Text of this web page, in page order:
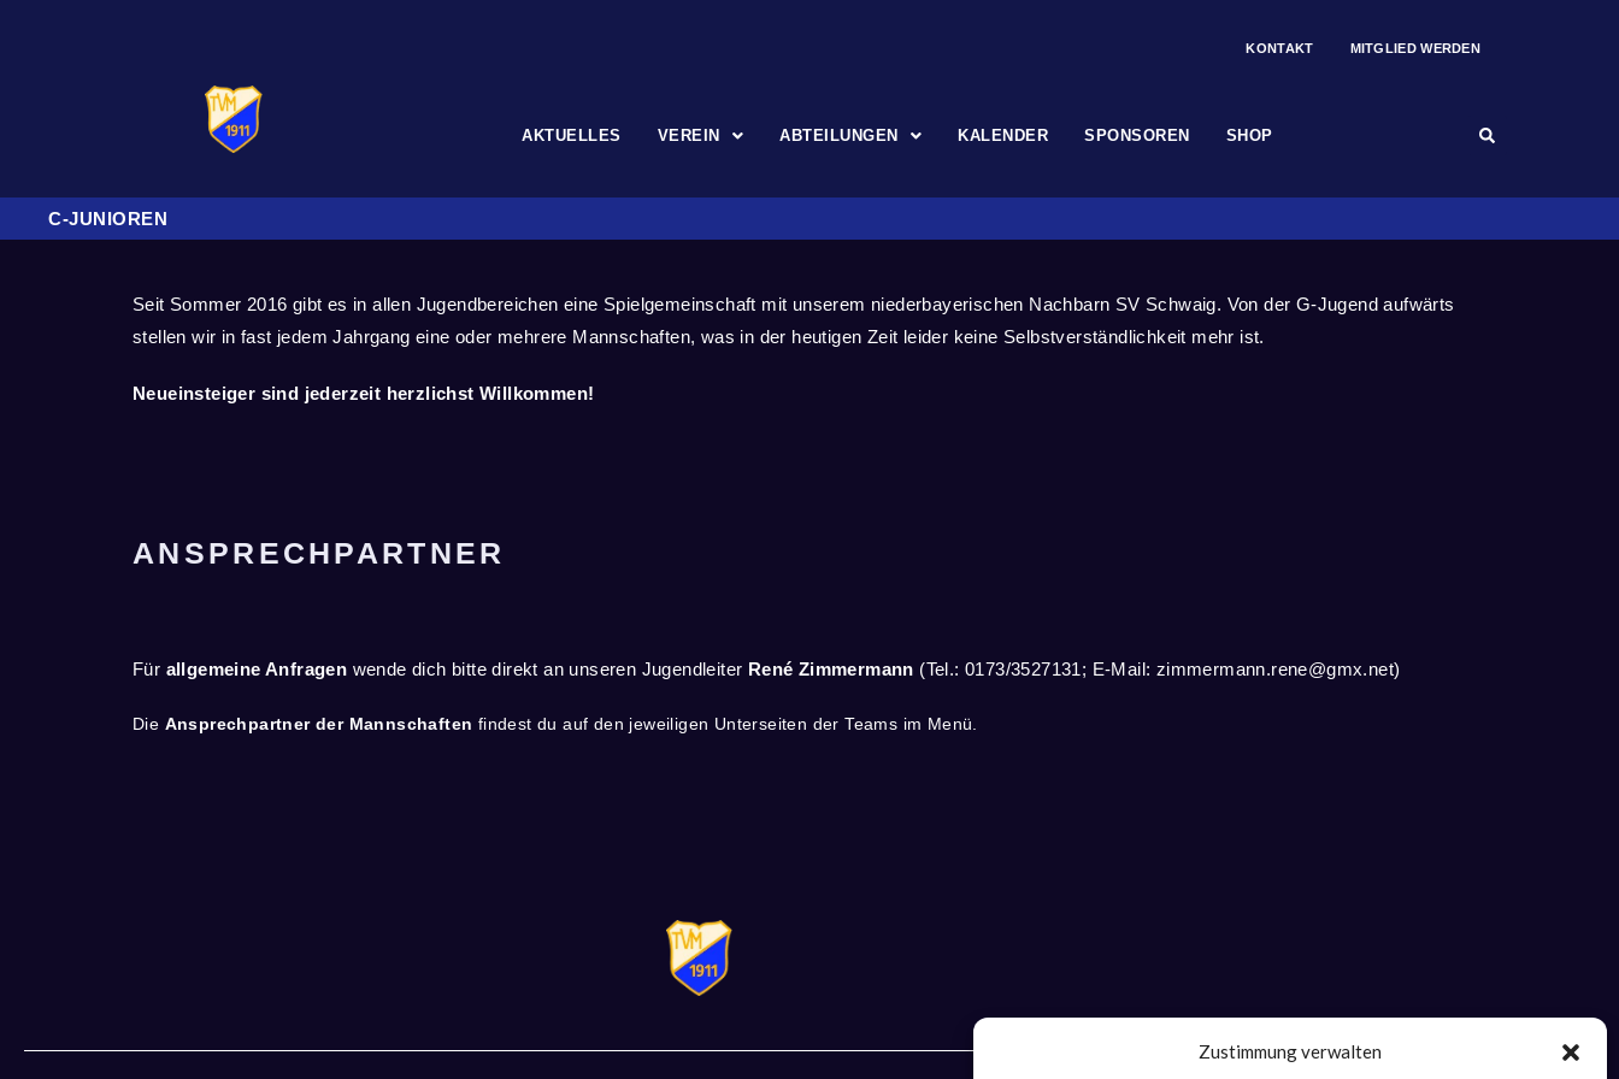
Zustimmung verwalten
KONTAKT MITGLIED WERDEN
AKTUELLES VEREIN ABTEILUNGEN KALENDER SPONSOREN SHOP
C-JUNIOREN
Seit Sommer 2016 gibt es in allen Jugendbereichen eine Spielgemeinschaft mit unserem niederbayerischen Nachbarn SV Schwaig. Von der G-Jugend aufwärts
stellen wir in fast jedem Jahrgang eine oder mehrere Mannschaften, was in der heutigen Zeit leider keine Selbstverständlichkeit mehr ist.
Neueinsteiger sind jederzeit herzlichst Willkommen!
ANSPRECHPARTNER
Für allgemeine Anfragen wende dich bitte direkt an unseren Jugendleiter René Zimmermann (Tel.: 0173/3527131; E-Mail: zimmermann.rene@gmx.net)
Die Ansprechpartner der Mannschaften findest du auf den jeweiligen Unterseiten der Teams im Menü.